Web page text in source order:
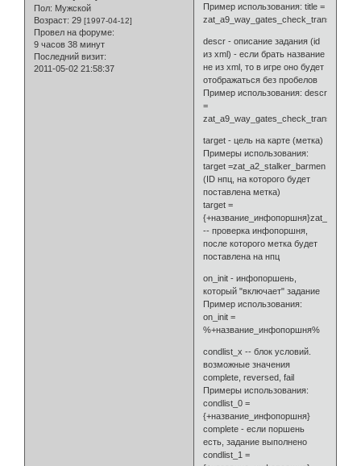
Пол: Мужской
Возраст: 29 [1997-04-12]
Провел на форуме:
9 часов 38 минут
Последний визит:
2011-05-02 21:58:37
Пример использования: title =
descr - описание задания (id
из xml) - если брать название
не из xml, то в игре оно будет
отображаться без пробелов
Пример использования: descr
=
target - цель на карте (метка)
Примеры использования:
target =zat_a2_stalker_barmen
(ID нпц, на которого будет
поставлена метка)
target =
-- проверка инфопоршня,
после которого метка будет
поставлена на нпц
on_init - инфопоршень,
который "включает" задание
Пример использования:
on_init =
%+название_инфопоршня%
condlist_x -- блок условий.
возможные значения
complete, reversed, fail
Примеры использования:
condlist_0 =
{+название_инфопоршня}
complete - если поршень
есть, задание выполнено
condlist_1 =